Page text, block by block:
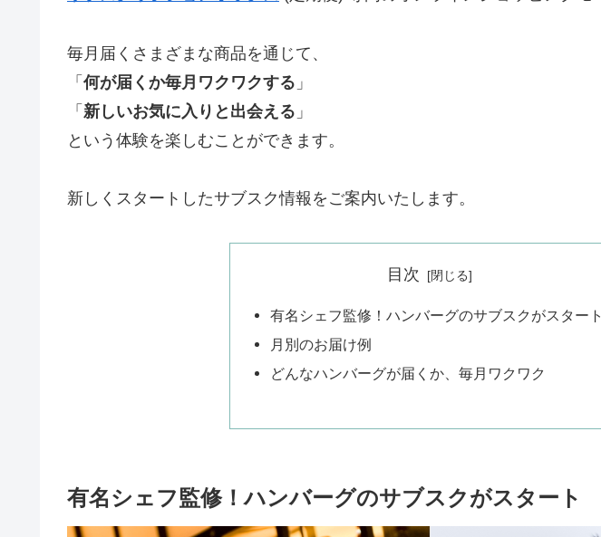
毎月届くさまざまな商品を通じて、
「 何が届くか毎月ワクワクする 」
「 新しいお気に入りと出会える 」
という体験を楽しむことができます。
新しくスタートしたサブスク情報をご案内いたします。
目次
有名シェフ監修！ハンバーグのサブスクがスタート
月別のお届け例
どんなハンバーグが届くか、毎月ワクワク
有名シェフ監修！ハンバーグのサブスクがスタート